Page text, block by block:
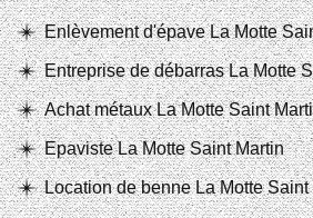
Enlèvement d'épave La Motte
Entreprise de débarras La Motte
Achat métaux La Motte Saint
Epaviste La Motte Saint Martin
Location de benne La Motte Saint